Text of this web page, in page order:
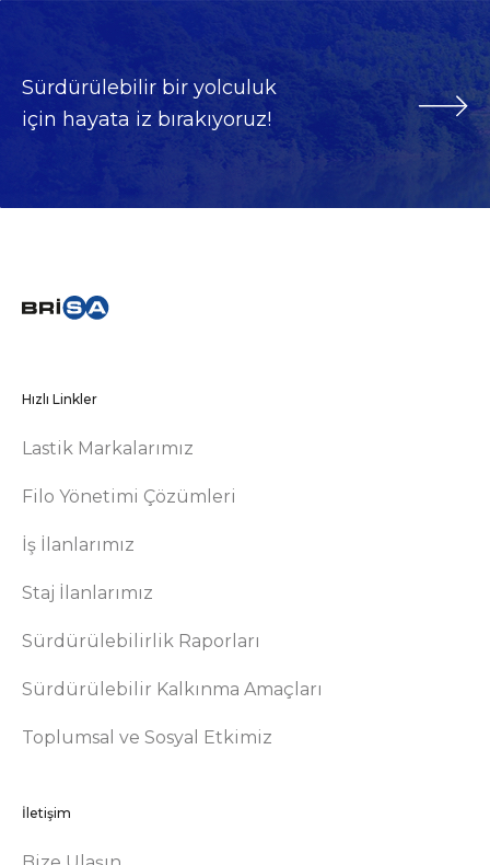
Sürdürülebilir bir yolculuk
için hayata iz bırakıyoruz!
Hızlı Linkler
Lastik Markalarımız
Filo Yönetimi Çözümleri
İş İlanlarımız
Staj İlanlarımız
Sürdürülebilirlik Raporları
Sürdürülebilir Kalkınma Amaçları
Toplumsal ve Sosyal Etkimiz
İletişim